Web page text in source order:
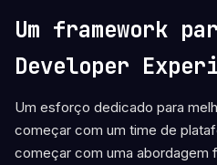
Um framework
Developer
Um esforço dedicado para
começar com um time de
começar com uma abordagem